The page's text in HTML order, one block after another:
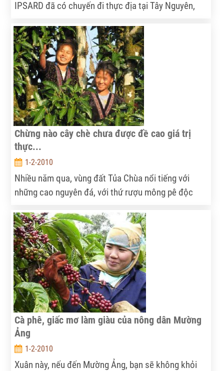
IPSARD đã có chuyến đi thực địa tại Tây Nguyên,
Chừng nào cây chè chưa được đề cao giá trị
thực...
1-2-2010
Nhiều năm qua, vùng đất Tủa Chùa nổi tiếng với
những cao nguyên đá, với thứ rượu mông pê độc
Tuy nhiên, sự “nổi tiếng” này không mang lại sự “nổi
tiếng” khác, cây chè và người trồng chè Tủa Chùa đã
và đang đứng trước những khó khăn đặt ra qua
hàng thập kỷ gắn bó hững hờ - đó là đầu ra sản
phẩm!
Cà phê, giấc mơ làm giàu của nông dân Mường
Ảng
1-2-2010
Xuân này, nếu đến Mường Ảng, bạn sẽ không khỏi